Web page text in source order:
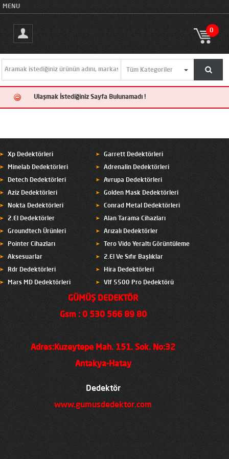
MENU
0
Ulaşmak İstediğiniz Sayfa Bulunamadı !
Xp Dedektörleri Garrett Dedektörleri
Minelab Dedektörleri Adrenalin Dedektörleri
Detech Dedektörleri Avrupa Dedektörleri
Aziz Dedektörleri Golden Mask Dedektörleri
Nokta Dedektörleri Conrad Metal Dedektörleri
2.El Dedektörler Alan Tarama Cihazları
Groundtech Ürünleri Arızalı Dedektörler
Pointer Cihazları Tero Vido Yeraltı Görüntüleme
Aksesuarlar 2.El Ve Sıfır Başlıklar
Rdr Dedektörleri Hira Dedektörleri
Mars MD Dedektörleri Vlf 5500 Pro Dedektörü
GÜMÜŞ DEDEKTÖR
Gsm : 0 530 566 89 80
Adres:Kuzeytepe Mah. 151. Sok. No:32
Antakya-Hatay
Dedektör
www.gumusdedektor.com